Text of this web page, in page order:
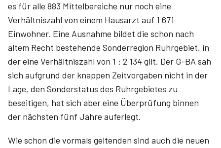
es für alle 883 Mittelbereiche nur noch eine
Verhältniszahl von einem Hausarzt auf 1 671
Einwohner. Eine Ausnahme bildet die schon nach
altem Recht bestehende Sonderregion Ruhrgebiet, in
der eine Verhältniszahl von 1 : 2 134 gilt. Der G-BA sah
sich aufgrund der knappen Zeitvorgaben nicht in der
Lage, den Sonderstatus des Ruhrgebietes zu
beseitigen, hat sich aber eine Überprüfung binnen
der nächsten fünf Jahre auferlegt.
Wie schon die vormals geltenden sind auch die neuen